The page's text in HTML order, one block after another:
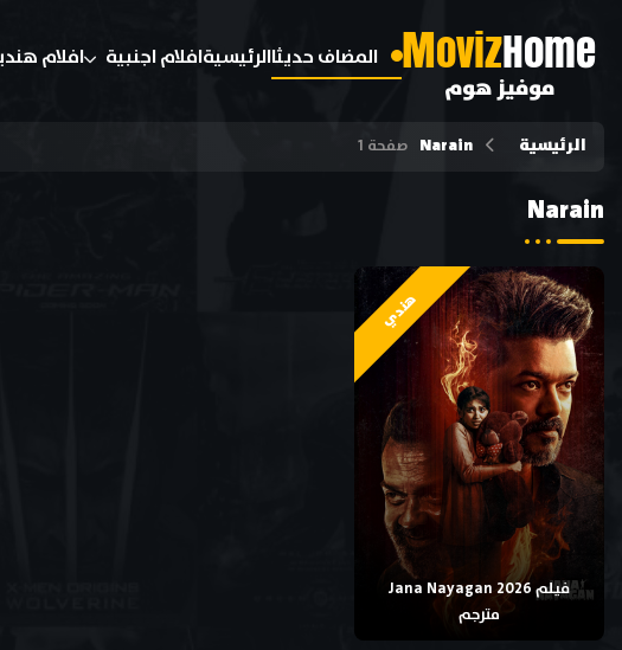
MovizHome
موفيز هوم
المضاف حديثاالرئيسيةافلام اجنبية افلام
الرئيسية Narain صفحة 1
Narain
هندي
فيلم Jana Nayagan 2026
مترجم